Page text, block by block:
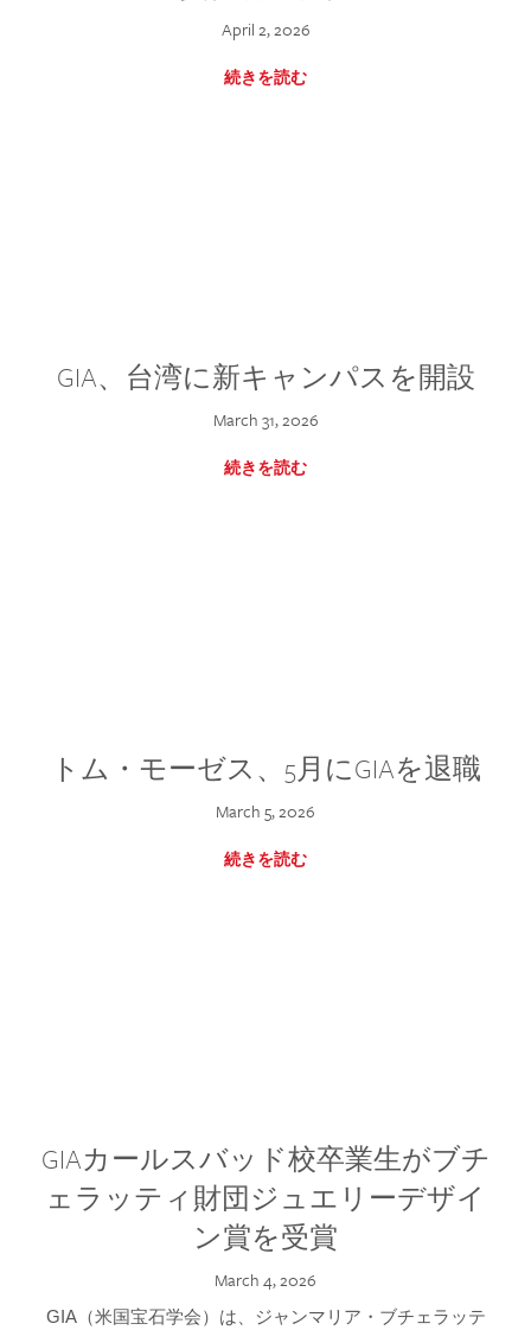
April 2, 2026
続きを読む
GIA、台湾に新キャンパスを開設
March 31, 2026
続きを読む
トム・モーゼス、5月にGIAを退職
March 5, 2026
続きを読む
GIAカールスバッド校卒業生がブチ
ェラッティ財団ジュエリーデザイ
ン賞を受賞
March 4, 2026
GIA（米国宝石学会）は、ジャンマリア・ブチェラッテ